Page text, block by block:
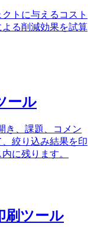
トに与えるコスト
る削減効果を試算
ール
き、課題、コメン
絞り込み結果を印
に残ります。
刷ツール